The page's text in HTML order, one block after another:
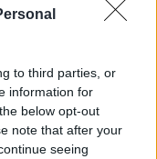
to third parties, or
information for
below opt-out
note that after your
seeing
x PCIe 4.0
/ Open
Project
(OCP)